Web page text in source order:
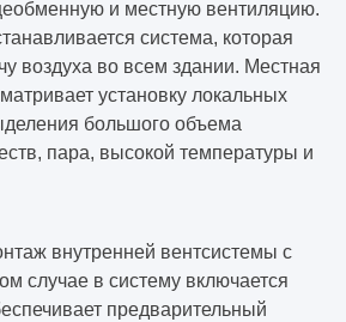
и местную вентиляцию.
система, которая
воздуха во всем здании. Местная
установку локальных
большого объема
пара, высокой температуры и
внутренней вентсистемы с
случае в систему включается
предварительный